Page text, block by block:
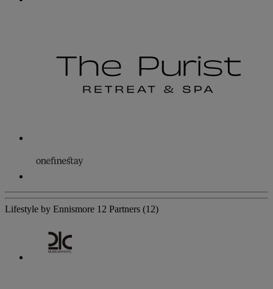
Lifestyle by Ennismore 12 Partners (12)